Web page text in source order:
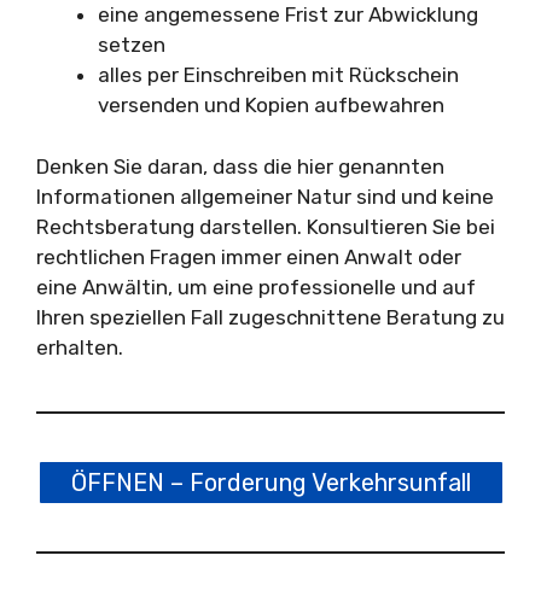
eine angemessene Frist zur Abwicklung
setzen
alles per Einschreiben mit Rückschein
versenden und Kopien aufbewahren
Denken Sie daran, dass die hier genannten
Informationen allgemeiner Natur sind und keine
Rechtsberatung darstellen. Konsultieren Sie bei
rechtlichen Fragen immer einen Anwalt oder
eine Anwältin, um eine professionelle und auf
Ihren speziellen Fall zugeschnittene Beratung zu
erhalten.
ÖFFNEN – Forderung Verkehrsunfall